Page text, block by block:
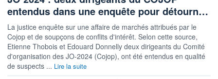
entendus dans une enquête pour détourn…
La justice enquête sur une affaire de marchés attribués par le
Cojop et de soupçons de conflits d'intérêt. Selon cette source,
Etienne Thobois et Edouard Donnelly deux dirigeants du Comité
d'organisation des JO-2024 (Cojop), ont été entendus en qualité
de suspects ... Lire la suite